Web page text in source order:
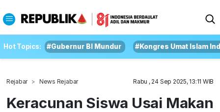
Hot Topics: #Gubernur BI Mundur #Kongres Umat Islam
Rejabar News Rejabar Rabu , 24 Sep 2025, 13:11 WIB
Keracunan Siswa Usai Makan